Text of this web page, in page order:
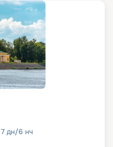
7 дн/6 нч